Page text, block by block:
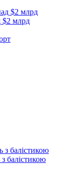
$2 млрд
балістикою